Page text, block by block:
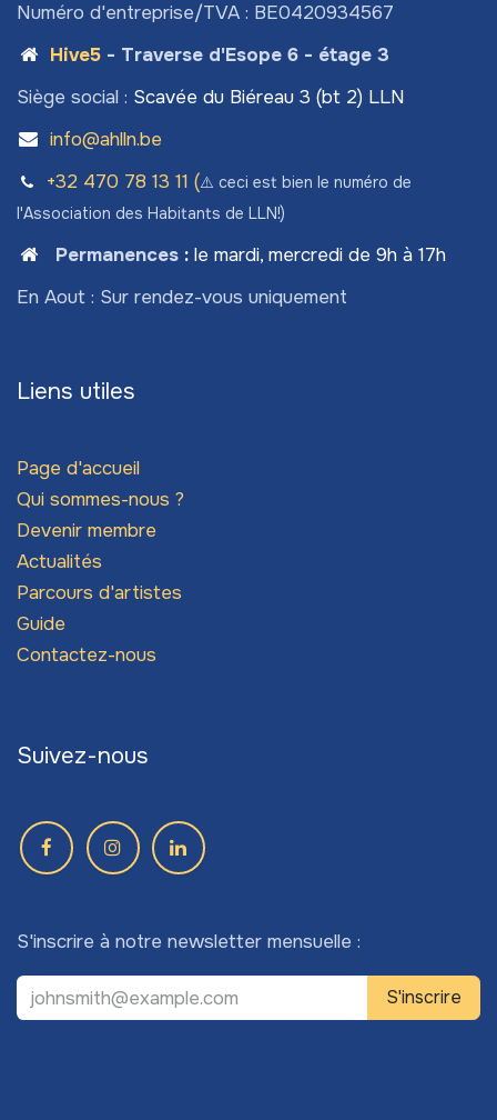
Numéro d'entreprise/TVA : BE0420934567
Hive5- Traverse d'Esope 6 - étage 3
Siège social : Scavée du Biéreau 3 (bt 2) LLN
info@ahlln.be
+32 470 78​ 13 11 (⚠️ ceci est bien le numéro de
l'Association des Habitants de LLN!)
Permanences: le mardi, mercredi de 9h à 17h
En Aout : Sur rendez-vous uniquement
Liens utiles
Page d'accueil
Qui sommes-nous ?
Devenir membre
Actualités
Parcours d'artistes
Guide
Contactez-nous
Suivez-nous
S'inscrire à notre newsletter mensuelle :
S'inscrire